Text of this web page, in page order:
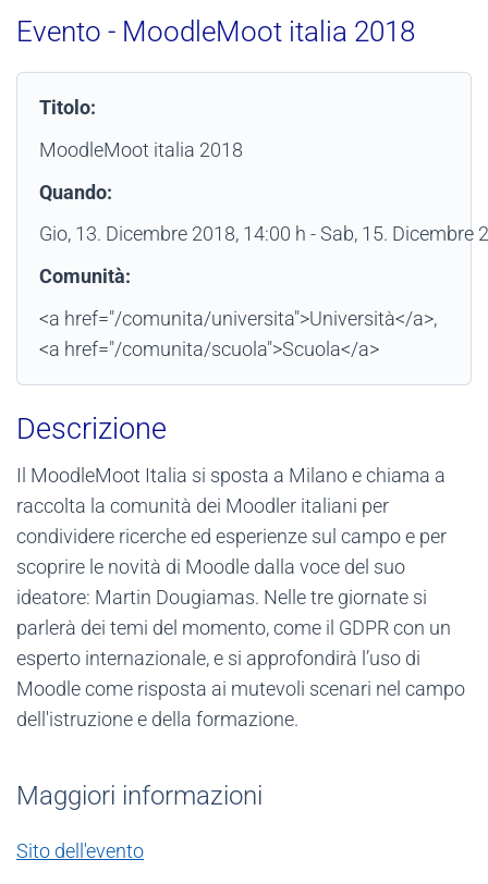
Evento - MoodleMoot italia 2018
Titolo:
MoodleMoot italia 2018
Quando:
Gio, 13. Dicembre 2018, 14:00 h - Sab, 15. Dicembre
Comunità:
<a href="/comunita/universita">Università</a>,
<a href="/comunita/scuola">Scuola</a>
Descrizione
Il MoodleMoot Italia si sposta a Milano e chiama a
raccolta la comunità dei Moodler italiani per
condividere ricerche ed esperienze sul campo e per
scoprire le novità di Moodle dalla voce del suo
ideatore: Martin Dougiamas. Nelle tre giornate si
parlerà dei temi del momento, come il GDPR con un
esperto internazionale, e si approfondirà l’uso di
Moodle come risposta ai mutevoli scenari nel campo
dell'istruzione e della formazione.
Maggiori informazioni
Sito dell'evento